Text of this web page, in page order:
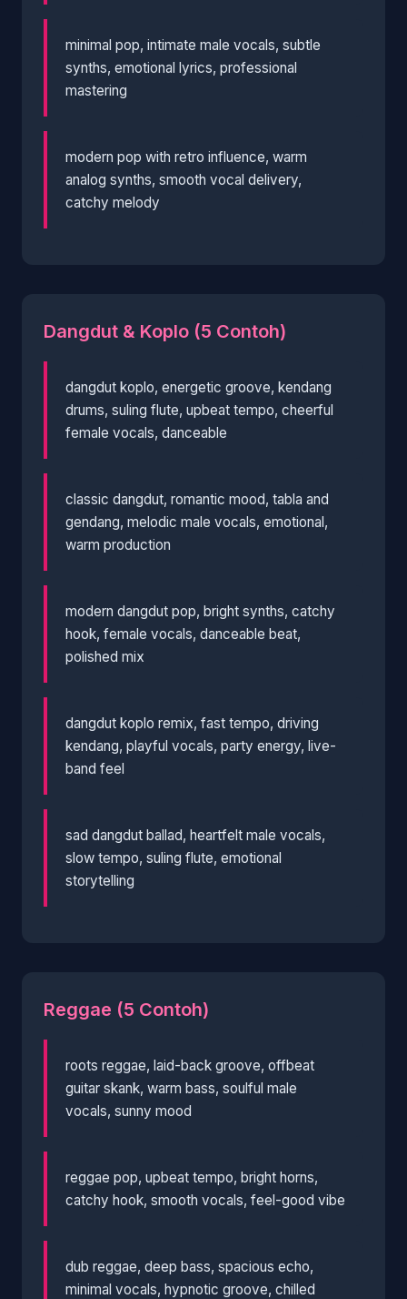
minimal pop, intimate male vocals, subtle
synths, emotional lyrics, professional
mastering
modern pop with retro influence, warm
analog synths, smooth vocal delivery,
catchy melody
Dangdut & Koplo (5 Contoh)
dangdut koplo, energetic groove, kendang
drums, suling flute, upbeat tempo, cheerful
female vocals, danceable
classic dangdut, romantic mood, tabla and
gendang, melodic male vocals, emotional,
warm production
modern dangdut pop, bright synths, catchy
hook, female vocals, danceable beat,
polished mix
dangdut koplo remix, fast tempo, driving
kendang, playful vocals, party energy, live-
band feel
sad dangdut ballad, heartfelt male vocals,
slow tempo, suling flute, emotional
storytelling
Reggae (5 Contoh)
roots reggae, laid-back groove, offbeat
guitar skank, warm bass, soulful male
vocals, sunny mood
reggae pop, upbeat tempo, bright horns,
catchy hook, smooth vocals, feel-good vibe
dub reggae, deep bass, spacious echo,
minimal vocals, hypnotic groove, chilled